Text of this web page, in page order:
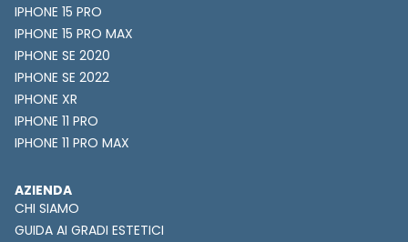
IPHONE 15 PRO
IPHONE 15 PRO MAX
IPHONE SE 2020
IPHONE SE 2022
IPHONE XR
IPHONE 11 PRO
IPHONE 11 PRO MAX
AZIENDA
CHI SIAMO
GUIDA AI GRADI ESTETICI